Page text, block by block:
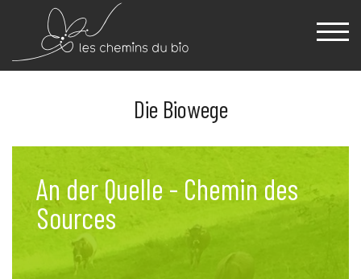
Die Biowege
An der Quelle - Chemin des
Sources